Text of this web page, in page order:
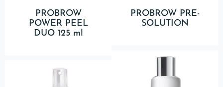
PROBROW
POWER PEEL
DUO 125 ml
PROBROW PRE-
SOLUTION